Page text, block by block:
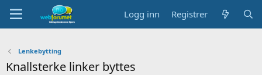
Logg inn Registrer
Lenkebytting
Knallsterke linker byttes